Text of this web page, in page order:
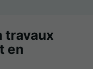
travaux
en